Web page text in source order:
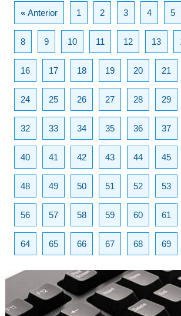
«Anterior 1 2 3 4 5
8 9 10 11 12 13
16 17 18 19 20 21
24 25 26 27 28 29
32 33 34 35 36 37
40 41 42 43 44 45
48 49 50 51 52 53
56 57 58 59 60 61
64 65 66 67 68 69